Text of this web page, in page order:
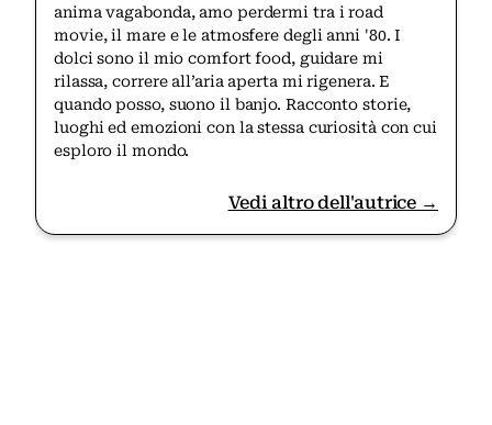
anima vagabonda, amo perdermi tra i road
movie, il mare e le atmosfere degli anni '80. I
dolci sono il mio comfort food, guidare mi
rilassa, correre all’aria aperta mi rigenera. E
quando posso, suono il banjo. Racconto storie,
luoghi ed emozioni con la stessa curiosità con cui
esploro il mondo.
Vedi altro dell'autrice →